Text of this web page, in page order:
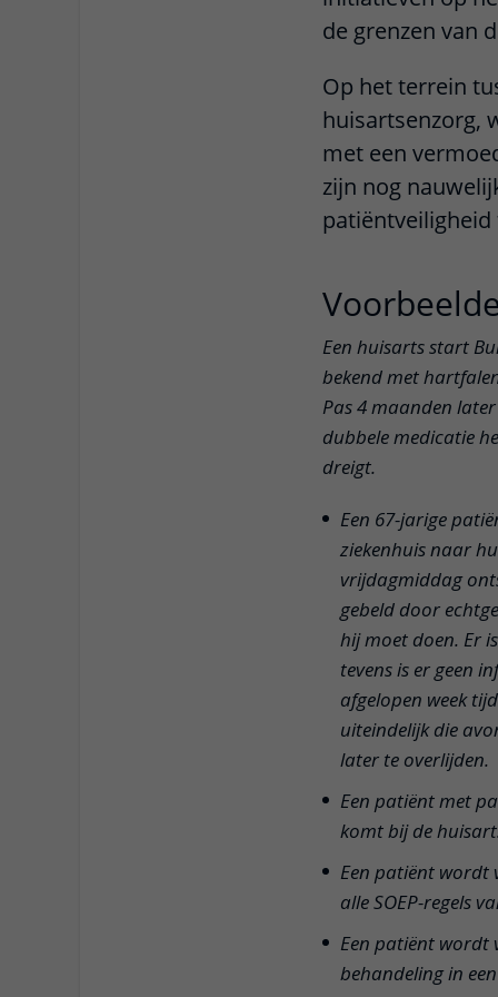
de grenzen van
Op het terrein
huisartsenzorg,
met een
zijn nog
Een huisarts start
bekend met
Pas 4 maanden
dubbele medicatie
dreigt.
Een 67-jarige
ziekenhuis naar
vrijdagmiddag
gebeld door
hij moet doen. Er
tevens is er geen
afgelopen week
uiteindelijk die
later te overlijden.
Een patiënt met
komt bij de
Een patiënt wordt
alle SOEP-regels
Een patiënt wordt
behandeling in